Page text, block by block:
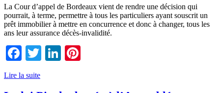
La Cour d’appel de Bordeaux vient de rendre une décision qui
pourrait, à terme, permettre à tous les particuliers ayant souscrit un
prêt immobilier à mettre en concurrence et donc à changer, tous les
ans leur assurance décès-invalidité.
Facebook
TwitterLinkedIn
Lire la suite